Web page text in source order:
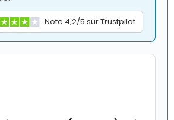
Note 4,2/5 sur Trustpilot